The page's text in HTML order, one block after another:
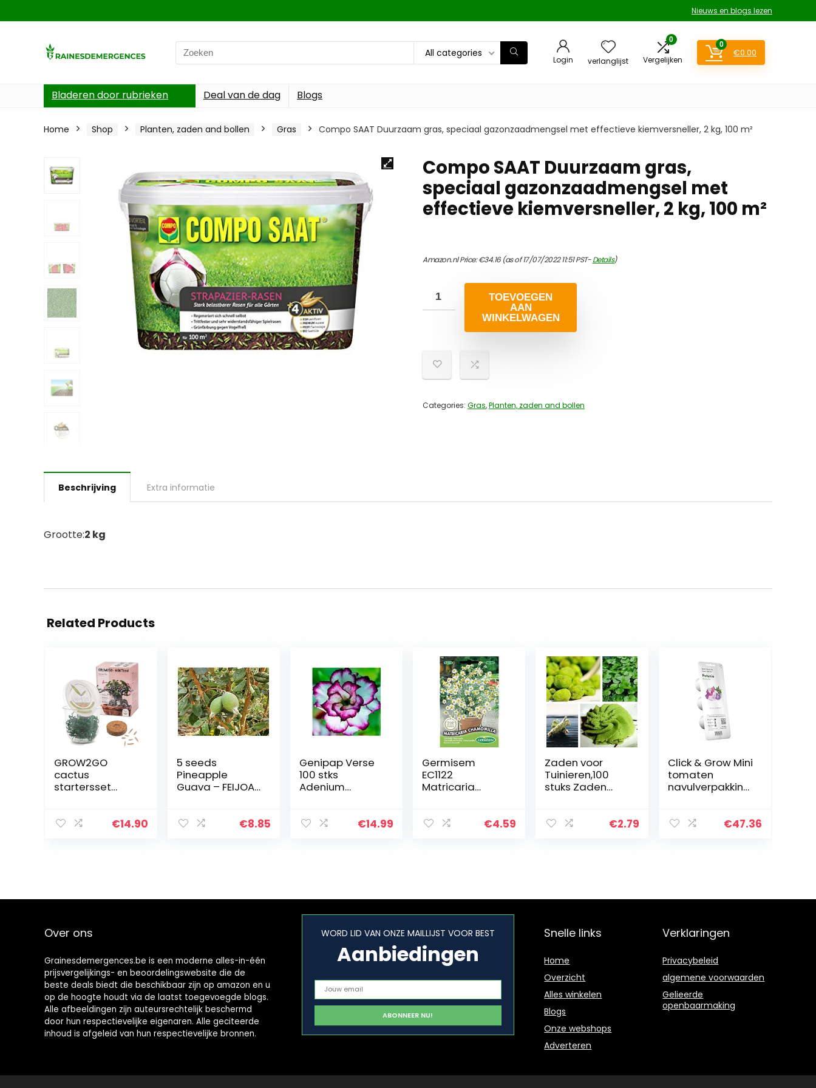
Nieuws en blogs lezen
Search
for:
All categories
Login verlanglijst
0
Vergelijken
0
€0.00
Bladeren door rubrieken Deal van de dag Blogs
Home Shop Planten, zaden and bollen Gras Compo SAAT Duurzaam gras, speciaal gazonzaadmengsel met effectieve kiemversneller, 2 kg, 100 m²
Compo SAAT Duurzaam gras,
speciaal gazonzaadmengsel met
effectieve kiemversneller, 2 kg, 100 m²
Amazon.nl Price:€34.16(as of 17/07/2022 11:51 PST-Details)
TOEVOEGEN
AAN
WINKELWAGEN
Categories: Gras,Planten, zaden and bollen
Beschrijving Extra informatie
Grootte:2 kg
Related Products
GROW2GO
cactus
startersset
minikas,
€14.90
5 seeds
Pineapple
Guava – FEIJOA
€8.85
Genipap Verse
100 stks
Adenium
ZADEN voor
€14.99
Germisem
EC1122
Matricaria
€4.59
Zaden voor
Tuinieren,100
stuks Zaden
Groente Kruid
€2.79
Click & Grow Mini
tomaten
navulverpakking
€47.36
Over ons
Grainesdemergences.be is een moderne alles-in-één
prijsvergelijkings- en beoordelingswebsite die de
beste deals biedt die beschikbaar zijn op amazon en u
op de hoogte houdt via de laatst toegevoegde blogs.
Alle afbeeldingen zijn auteursrechtelijk beschermd
door hun respectievelijke eigenaren. Alle geciteerde
inhoud is afgeleid van hun respectievelijke bronnen.
WORD LID VAN ONZE MAILLIJST VOOR BEST
Aanbiedingen
Snelle links
Home
Overzicht
Alles winkelen
Blogs
Onze webshops
Adverteren
Verklaringen
Privacybeleid
algemene voorwaarden
Gelieerde
openbaarmaking